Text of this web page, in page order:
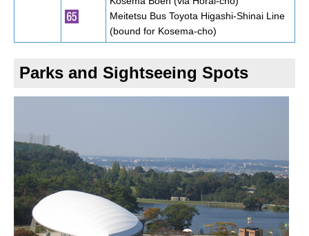
Meitetsu Bus Toyota Higashi-Shinai Line
(bound for Kosema-cho)
Parks and Sightseeing Spots